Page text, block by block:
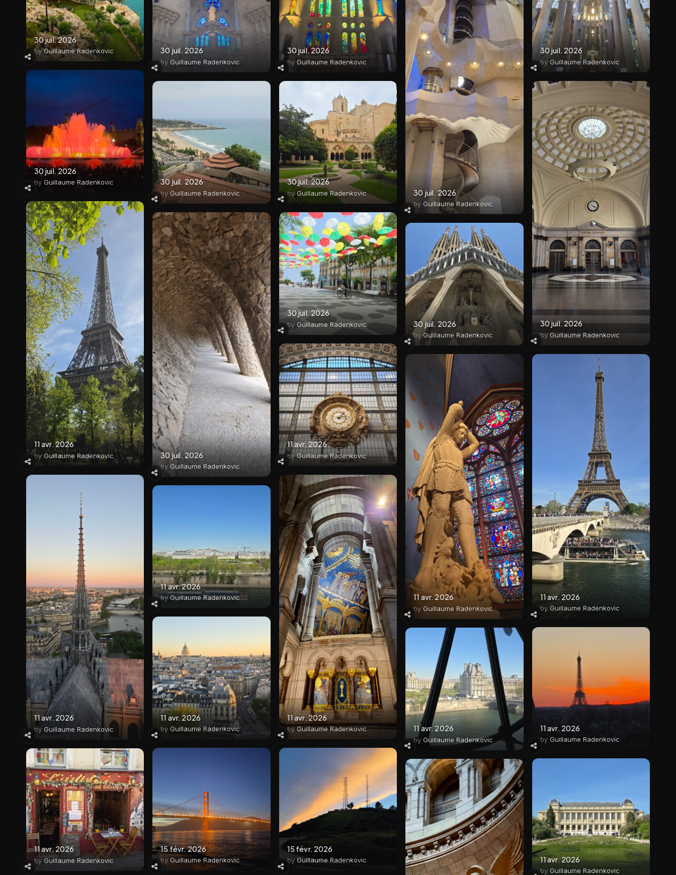
30 juil. 2026
by Guillaume Radenkovic
30 juil. 2026
by Guillaume Radenkovic
30 juil. 2026
by Guillaume Radenkovic
30 juil. 2026
by Guillaume Radenkovic
30 juil. 2026
byGuillaume Radenkovic
30 juil. 2026
byGuillaume Radenkovic
30 juil. 2026
byGuillaume Radenkovic
30 juil. 2026
byGuillaume Radenkovic
30 juil. 2026
by Guillaume Radenkovic
30 juil. 2026
by Guillaume Radenkovic
30 juil. 2026
by Guillaume Radenkovic
30 juil. 2026
by Guillaume Radenkovic
11 avr. 2026
by Guillaume Radenkovic
11 avr. 2026
by Guillaume Radenkovic
11 avr. 2026
byGuillaume Radenkovic
11 avr. 2026
byGuillaume Radenkovic
11 avr. 2026
byGuillaume Radenkovic
11 avr. 2026
by Guillaume Radenkovic
11 avr. 2026
by Guillaume Radenkovic
11 avr. 2026
by Guillaume Radenkovic
11 avr. 2026
by Guillaume Radenkovic
11 avr. 2026
byGuillaume Radenkovic
11 avr. 2026
by Guillaume Radenkovic
11 avr. 2026
by Guillaume Radenkovic
15 févr. 2026
by Guillaume Radenkovic
15 févr. 2026
byGuillaume Radenkovic